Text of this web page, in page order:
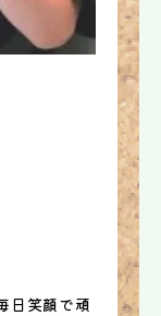
日笑顔で頑